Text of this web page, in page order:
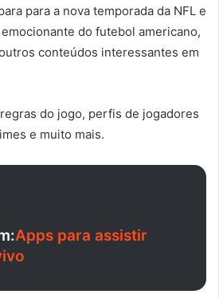
para a nova temporada da NFL e
do futebol americano,
conteúdos interessantes em
do jogo, perfis de jogadores
e muito mais.
Apps para assistir